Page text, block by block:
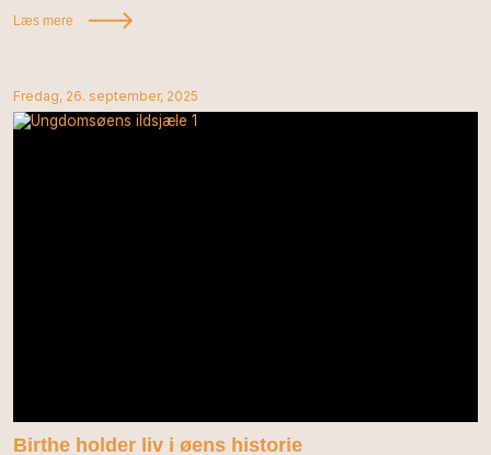
Læs mere
Fredag, 26. september, 2025
Birthe holder liv i øens historie